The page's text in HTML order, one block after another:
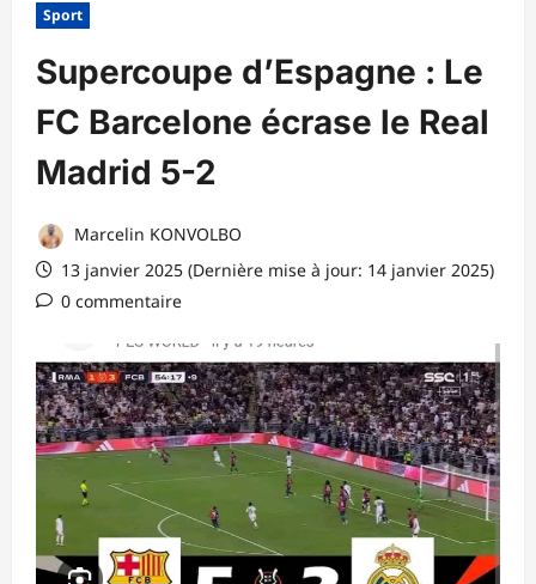
Sport
Supercoupe d’Espagne : Le
FC Barcelone écrase le Real
Madrid 5-2
Marcelin KONVOLBO
13 janvier 2025 (Dernière mise à jour: 14 janvier 2025)
0 commentaire